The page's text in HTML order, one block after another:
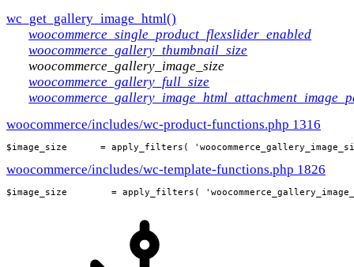
wc_get_gallery_image_html()
woocommerce_single_product_flexslider_enabled
woocommerce_gallery_thumbnail_size
woocommerce_gallery_image_size
woocommerce_gallery_full_size
woocommerce/includes/wc-product-functions.php 1316
$image_size      = apply_filters(
woocommerce/includes/wc-template-functions.php 1826
$image_size        = apply_filters(